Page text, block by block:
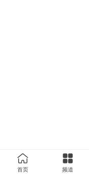
首页 频道